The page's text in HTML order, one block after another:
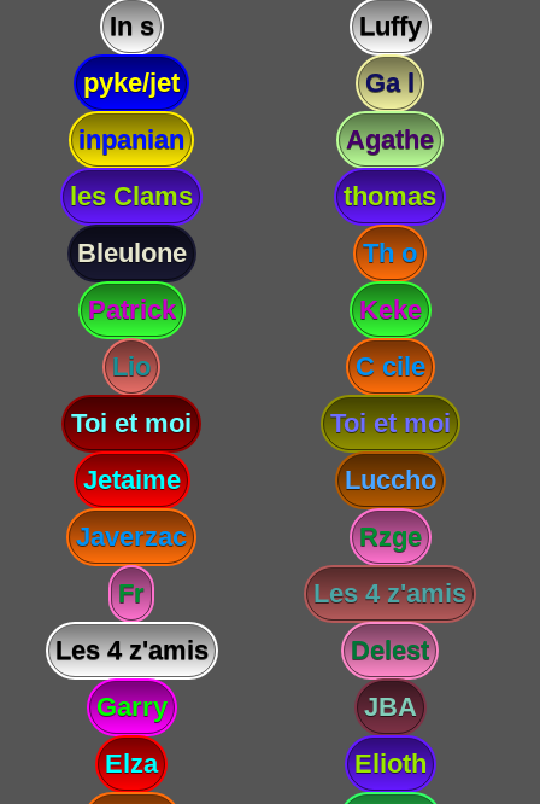
In s
Luffy
pyke/jet
Ga l
inpanian
Agathe
les Clams
thomas
Bleulone
Th o
Patrick
Keke
Lio
C cile
Toi et moi
Toi et moi
Jetaime
Luccho
Javerzac
Rzge
Fr
Les 4 z'amis
Les 4 z'amis
Delest
Garry
JBA
Elza
Elioth